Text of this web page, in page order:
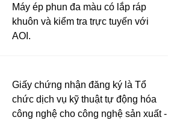
Máy ép phun đa màu có lắp ráp
khuôn và kiểm tra trực tuyến với
AOI.
Giấy chứng nhận đăng ký là Tổ
chức dịch vụ kỹ thuật tự động hóa
công nghệ cho công nghệ sản xuất -